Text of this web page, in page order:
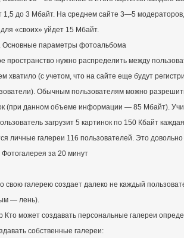
1,5 до 3 Мбайт. На среднем сайте 3—5
для «своих» уйдет 15 Мбайт.
Основные параметры фотоальбома
пространство нужно распределить между
хватило (с учетом, что на сайте еще будут
Обычным пользователям можно
(при данном объеме информации — 85 Мбайт).
загрузит 5 картинок по 150 Кбайт
личные галереи 116 пользователей. Это
Фотогалерея за 20 минут
свою галерею создает далеко не каждый
— лень).
Кто может создавать персональные галереи
собственные галереи: